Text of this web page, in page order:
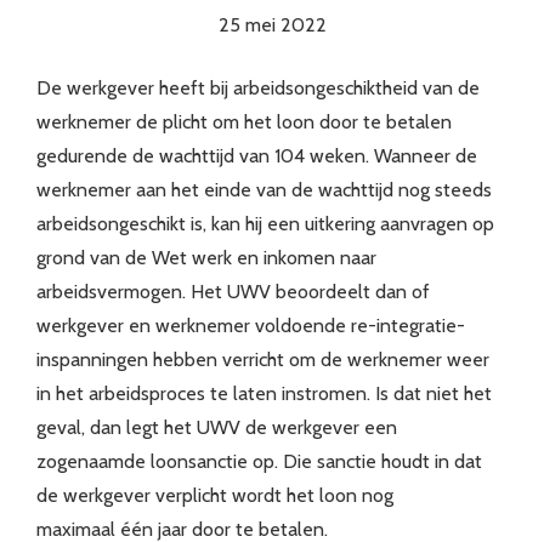
25 mei 2022
De werkgever heeft bij arbeidsongeschiktheid van de
werknemer de plicht om het loon door te betalen
gedurende de wachttijd van 104 weken. Wanneer de
werknemer aan het einde van de wachttijd nog steeds
arbeidsongeschikt is, kan hij een uitkering aanvragen op
grond van de Wet werk en inkomen naar
arbeidsvermogen. Het UWV beoordeelt dan of
werkgever en werknemer voldoende re-integratie-
inspanningen hebben verricht om de werknemer weer
in het arbeidsproces te laten instromen. Is dat niet het
geval, dan legt het UWV de werkgever een
zogenaamde loonsanctie op. Die sanctie houdt in dat
de werkgever verplicht wordt het loon nog
maximaal één jaar door te betalen.